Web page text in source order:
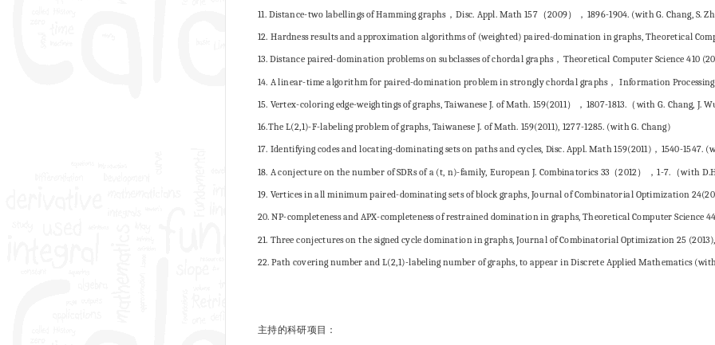
11. Distance-two labellings of Hamming graphs，Disc. Appl. Math 157（2009），1896-1904. (with G. Chang, S.
12. Hardness results and approximation algorithms of (weighted) paired-domination in graphs, Theoretical
13. Distance paired-domination problems on subclasses of chordal graphs，Theoretical Computer Science 410
14. A linear-time algorithm for paired-domination problem in strongly chordal graphs， Information Processing
15. Vertex-coloring edge-weightings of graphs, Taiwanese J. of Math. 159(2011），1807-1813.（with G. Chang, J.
16.The L(2,1)-F-labeling problem of graphs, Taiwanese J. of Math. 159(2011), 1277-1285. (with G. Chang)
17. Identifying codes and locating-dominating sets on paths and cycles, Disc. Appl. Math 159(2011)，1540-1547.
18. A conjecture on the number of SDRs of a (t, n)-family, European J. Combinatorics 33（2012），1-7.（with
19. Vertices in all minimum paired-dominating sets of block graphs, Journal of Combinatorial Optimization
20. NP-completeness and APX-completeness of restrained domination in graphs, Theoretical Computer Science
21. Three conjectures on the signed cycle domination in graphs, Journal of Combinatorial Optimization 25
22. Path covering number and L(2,1)-labeling number of graphs, to appear in Discrete Applied Mathematics
主持的科研项目：